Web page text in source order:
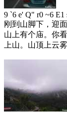
9 `6 e' Q" r0 ~6 E1
刚到山脚下，迎
山上有个庙。你
上山。山顶上云雾